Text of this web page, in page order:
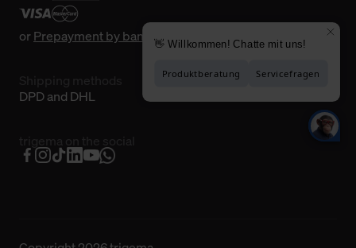
orPrepayment by bank transfer
DPD and DHL